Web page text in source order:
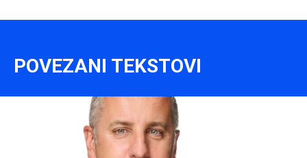
POVEZANI TEKSTOVI